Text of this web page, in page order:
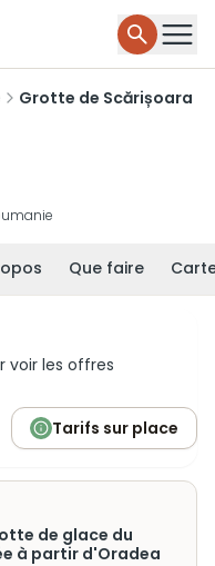
Grotte de Scărișoara
Que faire
voir les offres
Tarifs sur place
de glace du
à partir d'Oradea